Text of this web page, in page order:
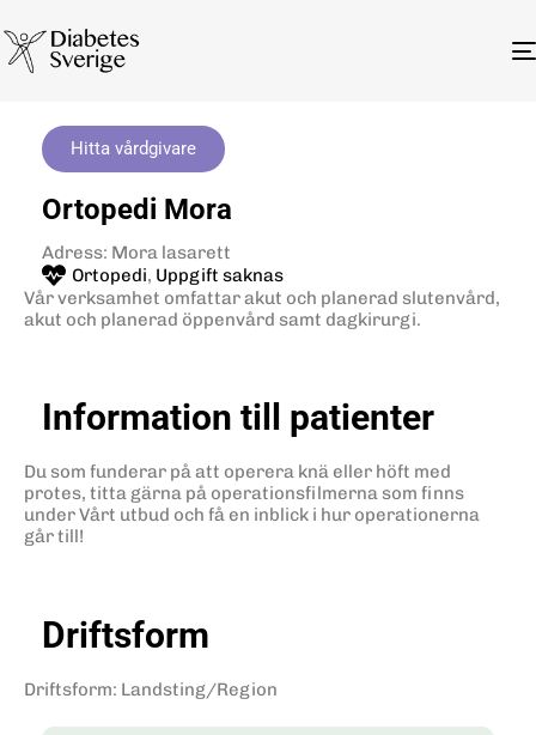
Hitta vårdgivare
Ortopedi Mora
Adress: Mora lasarett
Ortopedi, Uppgift saknas
Vår verksamhet omfattar akut och planerad slutenvård,
akut och planerad öppenvård samt dagkirurgi.
Information till patienter
Du som funderar på att operera knä eller höft med
protes, titta gärna på operationsfilmerna som finns
under Vårt utbud och få en inblick i hur operationerna
går till!
Driftsform
Driftsform: Landsting/Region